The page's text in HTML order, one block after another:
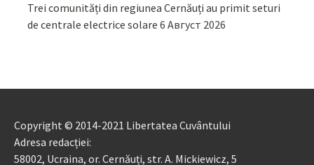
Trei comunități din regiunea Cernăuți au primit seturi
de centrale electrice solare 6 Август 2026
Copyright © 2014-2021 Libertatea Cuvântului
Adresa redacției:
58002, Ucraina, or. Cernăuți, str. A. Mickiewicz, 5